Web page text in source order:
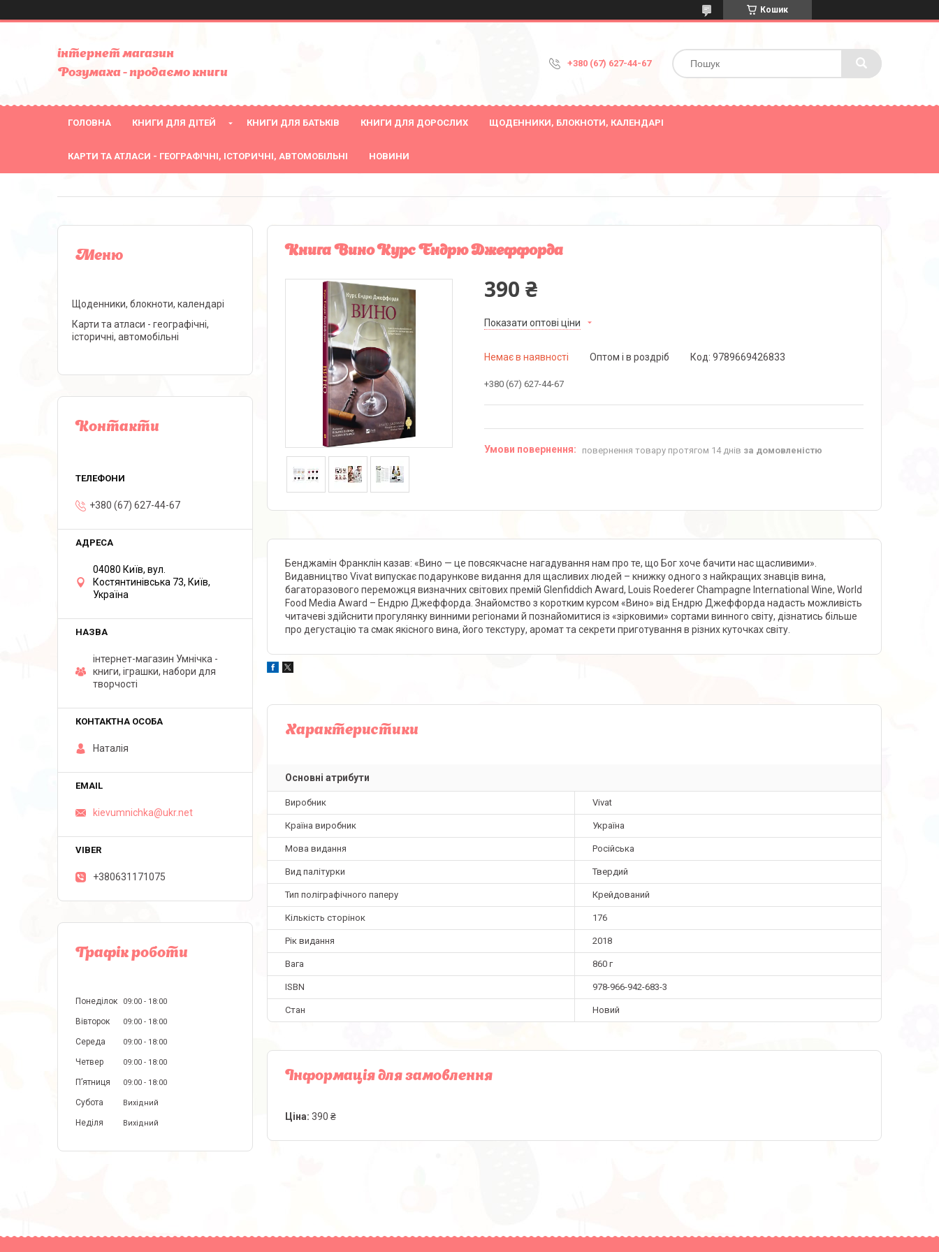
Кошик
інтернет магазин
Розумаха - продаємо книги
+380 (67) 627-44-67
ГОЛОВНА КНИГИ ДЛЯ ДІТЕЙ КНИГИ ДЛЯ БАТЬКІВ КНИГИ ДЛЯ ДОРОСЛИХ ЩОДЕННИКИ, БЛОКНОТИ, КАЛЕНДАРІ
КАРТИ ТА АТЛАСИ - ГЕОГРАФІЧНІ, ІСТОРИЧНІ, АВТОМОБІЛЬНІ НОВИНИ
Книга Вино Курс Ендрю Джеффорда
390 ₴
Показати оптові ціни
Немає в наявності Оптом і в роздріб Код: 9789669426833
+380 (67) 627-44-67
повернення товару протягом 14 днів за домовленістю
Бенджамін Франклін казав: «Вино — це повсякчасне нагадування нам про те, що Бог хоче бачити нас щасливими».
Видавництво Vivat випускає подарункове видання для щасливих людей – книжку одного з найкращих знавців вина,
багаторазового переможця визначних світових премій Glenfiddich Award, Louis Roederer Champagne International Wine, World
Food Media Award – Ендрю Джеффорда. Знайомство з коротким курсом «Вино» від Ендрю Джеффорда надасть можливість
читачеві здійснити прогулянку винними регіонами й познайомитися із «зірковими» сортами винного світу, дізнатись більше
про дегустацію та смак якісного вина, його текстуру, аромат та секрети приготування в різних куточках світу.
Характеристики
Основні атрибути
Виробник Vivat
Країна виробник Україна
Мова видання Російська
Вид палітурки Твердий
Тип поліграфічного паперу Крейдований
Кількість сторінок 176
Рік видання 2018
Вага 860 г
ISBN 978-966-942-683-3
Стан Новий
Інформація для замовлення
Ціна: 390 ₴
Щоденники, блокноти, календарі
Карти та атласи - географічні,
історичні, автомобільні
Контакти
+380 (67) 627-44-67
04080 Київ, вул.
Костянтинівська 73, Київ,
Україна
інтернет-магазин Умнічка -
книги, іграшки, набори для
творчості
Наталія
kievumnichka@ukr.net
+380631171075
Графік роботи
Понеділок 09:00 18:00
Вівторок 09:00 18:00
Середа 09:00 18:00
Четвер 09:00 18:00
Пʼятниця 09:00 18:00
Субота Вихідний
Неділя Вихідний